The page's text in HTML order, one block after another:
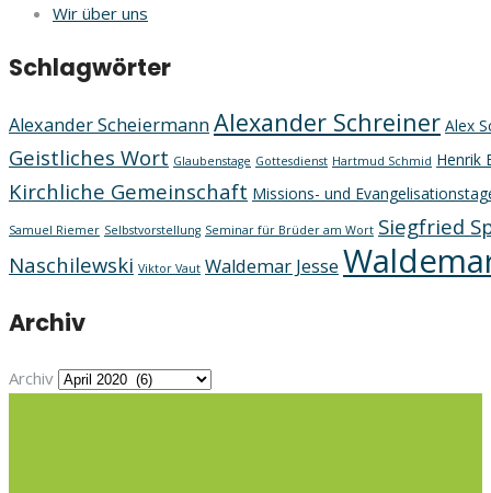
Wir über uns
Schlagwörter
Alexander ScheiermannAlexander Schreiner Alex
Geistliches Wort Glaubenstage Gottesdienst Hartmud Schmid Henrik
Kirchliche Gemeinschaft Missions- und
Samuel Riemer Selbstvorstellung Seminar für Brüder am Wort Siegfried
Naschilewski Viktor Vaut Waldemar Jesse
Archiv
Archiv